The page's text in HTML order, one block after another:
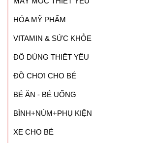
HÓA MỸ PHẨM
VITAMIN & SỨC KHỎE
ĐỒ DÙNG THIẾT YẾU
ĐỒ CHƠI CHO BÉ
BÉ ĂN - BÉ UỐNG
BÌNH+NÚM+PHỤ KIỆN
XE CHO BÉ